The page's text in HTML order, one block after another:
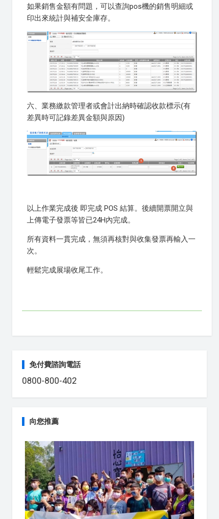
如果銷售金額有問題，可以查詢pos機的銷售明細或
印出來統計與補安全庫存。
六、業務繳款管理者或會計出納時確認收款標示(有
差異時可記錄差異金額與原因)
以上作業完成後 即完成 POS 結算。後續開票開立與
上傳電子發票等皆已24H內完成。
所有資料一貫完成，無須再核對與收集發票再輸入一
次。
輕鬆完成展場收尾工作。
免付費諮詢電話
0800-800-402
向您推薦